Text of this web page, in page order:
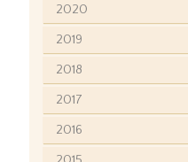
2020
2019
2018
2017
2016